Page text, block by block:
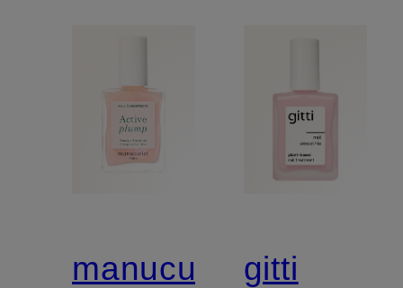
manucurist gitti